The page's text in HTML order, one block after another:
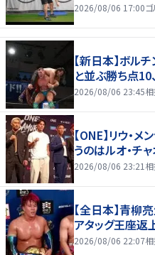
2026/08/06 17:00
【新日本】ボル
と並ぶ勝ち点
2026/08/06 23:45
【ONE】リウ・
うのはルオ・チ
2026/08/06 23:21
【全日本】青柳
アタッグ王座返
2026/08/06 22:07